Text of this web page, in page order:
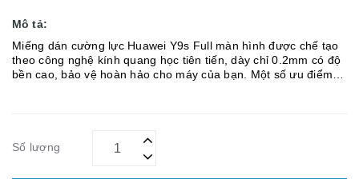
Mô tả:
Miếng dán cường lực Huawei Y9s Full màn hình được chế tạo
theo công nghệ kính quang học tiên tiến, dày chỉ 0.2mm có độ
bền cao, bảo vệ hoàn hảo cho máy của bạn. Một số ưu điểm
Số lượng